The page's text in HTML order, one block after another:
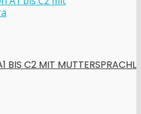
BIS C2 MIT MUTTERSPRACHL